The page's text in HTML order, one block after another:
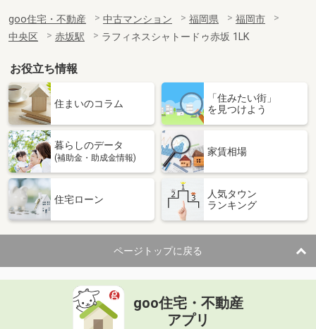
goo住宅・不動産 中古マンション 福岡県
福岡市
中央区
赤坂駅 ラフィネスシャトードゥ赤坂 1LK
お役立ち情報
住まいのコラム
「住みたい街」
を見つけよう
暮らしのデータ
(補助金・助成金情報)
家賃相場
住宅ローン
人気タウン
ランキング
ページトップに戻る
goo住宅・不動産
アプリ